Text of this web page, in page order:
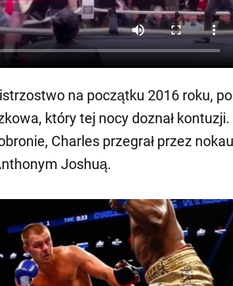
na początku 2016 roku,
który tej nocy doznał
Charles przegrał przez
Joshuą.